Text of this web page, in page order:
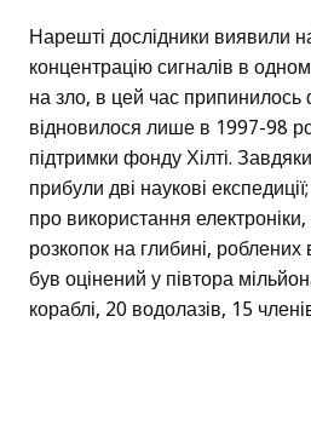
Нарешті дослідники виявили
концентрацію сигналів в
на зло, в цей час припинилось
відновилося лише в 1997-98
підтримки фонду Хілті.
прибули дві наукові
про використання
розкопок на глибині,
був оцінений у півтора
кораблі, 20 водолазів, 15